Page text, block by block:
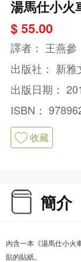
湯馬仕小火
$ 55.00
譯者： 王燕參
出版社： 新雅
出版日期：
ISBN：
收藏
簡介
內含一本《湯馬仕小火
貼的貼紙。